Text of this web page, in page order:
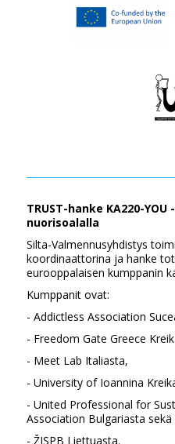
TRUST-hanke KA220-
nuorisoalalla
Silta-Valmennusyhdistys
koordinaattorina ja hanke
eurooppalaisen kumppanin
Kumppanit ovat:
- Addictless Association
- Freedom Gate Greece
- Meet Lab Italiasta,
- University of Ioannina
- United Professional for
Association Bulgariasta sekä
- ŽISPB Liettuasta.